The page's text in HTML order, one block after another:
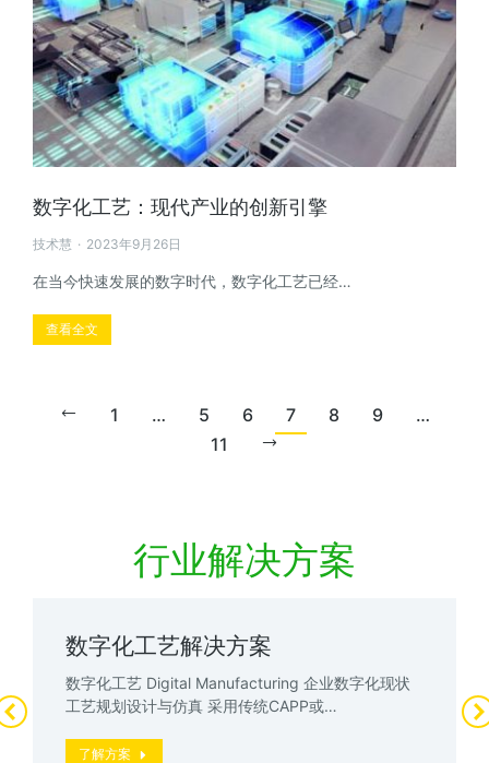
数字化工艺：现代产业的创新引擎
技术慧 2023年9月26日
在当今快速发展的数字时代，数字化工艺已经…
查看全文
1 … 5 6 7 8 9
…
11
行业解决方案
数字化工艺解决方案
数字化工艺 Digital Manufacturing 企业数字化现状
工艺规划设计与仿真 采用传统CAPP或…
了解方案